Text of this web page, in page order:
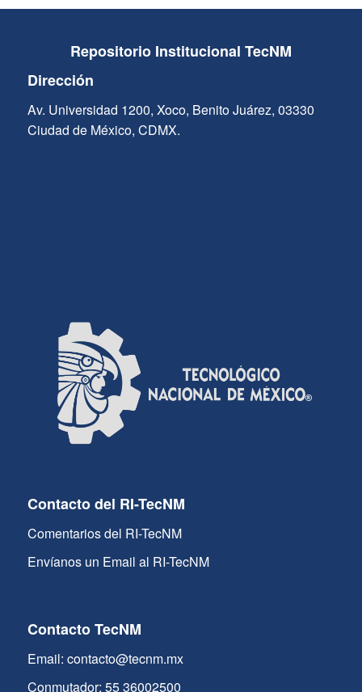
Repositorio Institucional TecNM
Dirección
Av. Universidad 1200, Xoco, Benito Juárez, 03330
Ciudad de México, CDMX.
Contacto del RI-TecNM
Comentarios del RI-TecNM
Envíanos un Email al RI-TecNM
Contacto TecNM
Email: contacto@tecnm.mx
Conmutador: 55 36002500